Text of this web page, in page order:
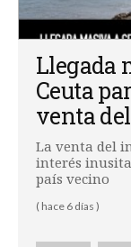
Llegada
Ceuta
venta
La venta del
interés
país vecino
( hace 6 días )